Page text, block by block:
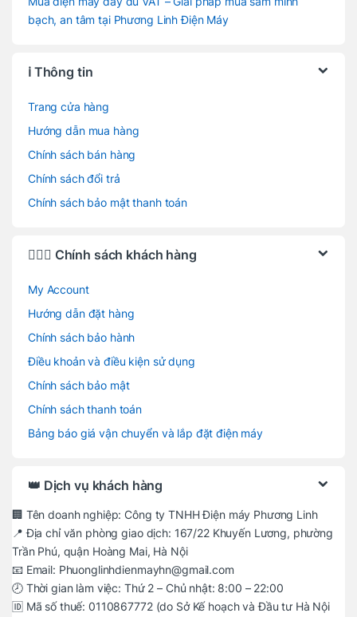
bạch, an tâm tại Phương Linh Điện Máy
ℹ️ Thông tin
Trang cửa hàng
Hướng dẫn mua hàng
Chính sách bán hàng
Chính sách đổi trả
Chính sách bảo mật thanh toán
🙋🏻‍♂️ Chính sách khách hàng
My Account
Hướng dẫn đặt hàng
Chính sách bảo hành
Điều khoản và điều kiện sử dụng
Chính sách bảo mật
Chính sách thanh toán
Bảng báo giá vận chuyển và lắp đặt điện máy
👑 Dịch vụ khách hàng
🏢 Tên doanh nghiệp: Công ty TNHH Điện máy Phương Linh
📍 Địa chỉ văn phòng giao dịch: 167/22 Khuyến Lương, phường
Trần Phú, quận Hoàng Mai, Hà Nội
📧 Email: Phuonglinhdienmayhn@gmail.com
🕗 Thời gian làm việc: Thứ 2 – Chủ nhật: 8:00 – 22:00
🆔 Mã số thuế: 0110867772 (do Sở Kế hoạch và Đầu tư Hà Nội